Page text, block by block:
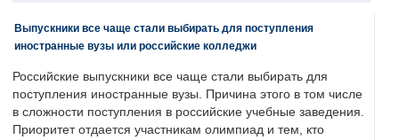
Выпускники все чаще стали выбирать для поступления
иностранные вузы или российские колледжи
Российские выпускники все чаще стали выбирать для
поступления иностранные вузы. Причина этого в том числе
в сложности поступления в российские учебные заведения.
Приоритет отдается участникам олимпиад и тем, кто